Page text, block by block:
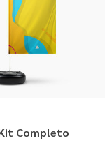
Completo